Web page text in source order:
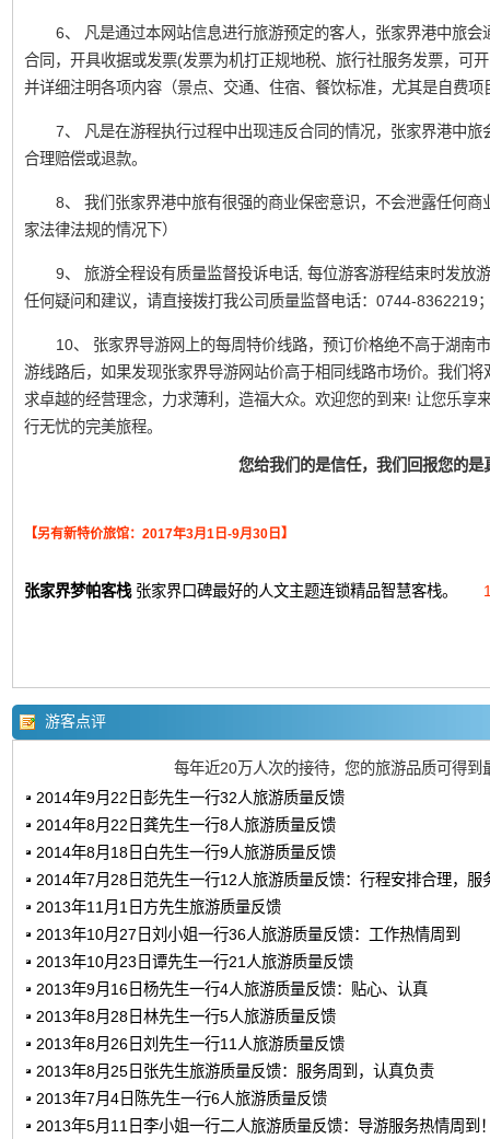
6、 凡是通过本网站信息进行旅游预定的客人，张家界港中旅
合同，开具收据或发票(发票为机打正规地税、旅行社服务发票，可
并详细注明各项内容（景点、交通、住宿、餐饮标准，尤其是自费
7、 凡是在游程执行过程中出现违反合同的情况，张家界港中
合理赔偿或退款。
8、 我们张家界港中旅有很强的商业保密意识，不会泄露任何
家法律法规的情况下）
9、 旅游全程设有质量监督投诉电话, 每位游客游程结束时发放
任何疑问和建议，请直接拨打我公司质量监督电话：0744-8362219
10、 张家界导游网上的每周特价线路，预订价格绝不高于湖南
游线路后，如果发现张家界导游网站价高于相同线路市场价。我们
求卓越的经营理念，力求薄利，造福大众。欢迎您的到来! 让您乐享
行无忧的完美旅程。
您给我们的是信任，我们回报您的是
【另有新特价旅馆：2017年3月1日-9月30日】
张家界梦帕客栈张家界口碑最好的人文主题连锁精品智慧客栈。
游客点评
每年近20万人次的接待，您的旅游品质可得到
2014年9月22日彭先生一行32人旅游质量反馈
2014年8月22日龚先生一行8人旅游质量反馈
2014年8月18日白先生一行9人旅游质量反馈
2014年7月28日范先生一行12人旅游质量反馈：行程安排合理，服
2013年11月1日方先生旅游质量反馈
2013年10月27日刘小姐一行36人旅游质量反馈：工作热情周到
2013年10月23日谭先生一行21人旅游质量反馈
2013年9月16日杨先生一行4人旅游质量反馈：贴心、认真
2013年8月28日林先生一行5人旅游质量反馈
2013年8月26日刘先生一行11人旅游质量反馈
2013年8月25日张先生旅游质量反馈：服务周到，认真负责
2013年7月4日陈先生一行6人旅游质量反馈
2013年5月11日李小姐一行二人旅游质量反馈：导游服务热情周到